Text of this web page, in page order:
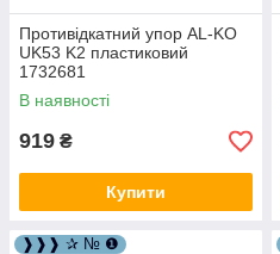
Противідкатний упор AL-KO
UK53 K2 пластиковий
1732681
В наявності
919 ₴
Купити
❱❱❱ ✰ № ❶